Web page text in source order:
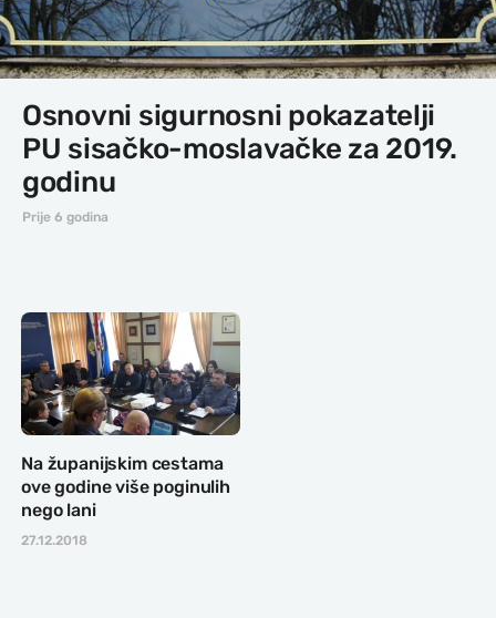
Osnovni sigurnosni pokazatelji
PU sisačko-moslavačke za 2019.
godinu
Prije 6 godina
Na županijskim cestama
ove godine više poginulih
nego lani
27.12.2018